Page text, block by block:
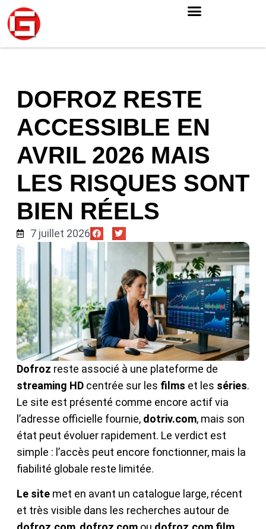
DOFROZ RESTE
ACCESSIBLE EN
AVRIL 2026 MAIS
LES RISQUES SONT
BIEN RÉELS
7 juillet 2026
Dofroz reste associé à une plateforme de
streaming HD centrée sur les films et les séries.
Le site est présenté comme encore actif via
l’adresse officielle fournie, dotriv.com, mais son
état peut évoluer rapidement. Le verdict est
simple : l’accès peut encore fonctionner, mais la
fiabilité globale reste limitée.
Le site met en avant un catalogue large, récent
et très visible dans les recherches autour de